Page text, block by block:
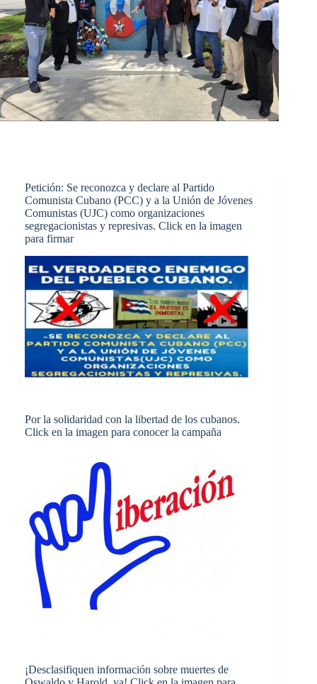
Petición: Se reconozca y declare al Partido
Comunista Cubano (PCC) y a la Unión de Jóvenes
Comunistas (UJC) como organizaciones
segregacionistas y represivas. Click en la imagen
para firmar
Por la solidaridad con la libertad de los cubanos.
Click en la imagen para conocer la campaña
¡Desclasifiquen información sobre muertes de